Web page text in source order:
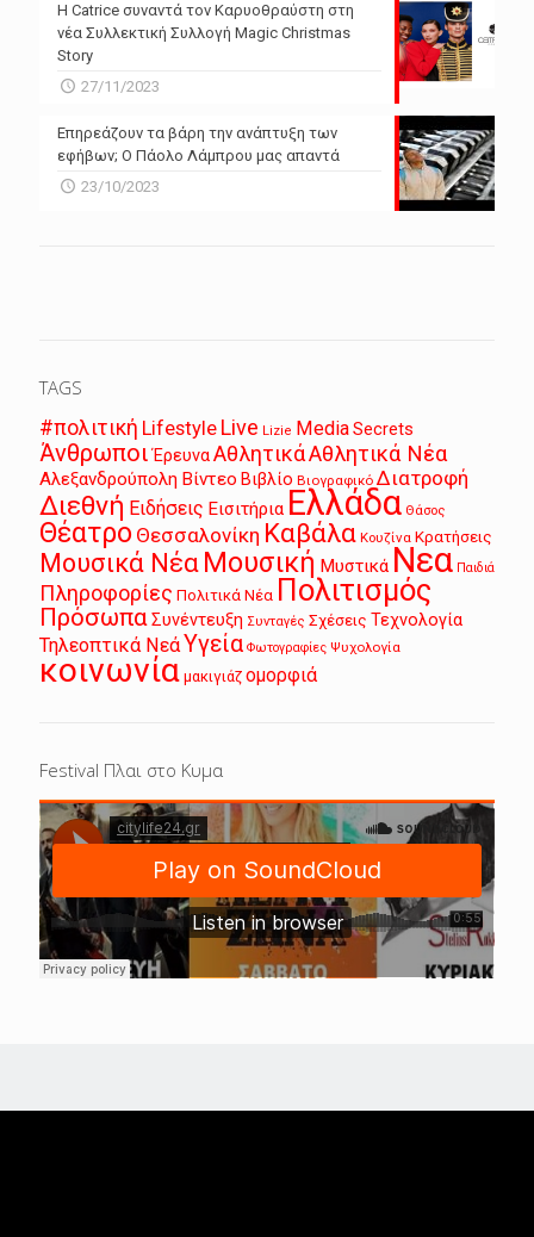
Η Catrice συναντά τον Καρυοθραύστη στη
νέα Συλλεκτική Συλλογή Magic Christmas
Story
27/11/2023
Επηρεάζουν τα βάρη την ανάπτυξη των
εφήβων; Ο Πάολο Λάμπρου μας απαντά
23/10/2023
TAGS
#πολιτική Lifestyle Live Lizie MediaSecrets
Άνθρωποι ΈρευναΑθλητικάΑθλητικά Νέα
Αλεξανδρούπολη Βίντεο Βιβλίο Βιογραφικό Διατροφή
Διεθνή Ειδήσεις Εισιτήρια Ελλάδα Θάσος
Θέατρο Θεσσαλονίκη Καβάλα Κουζίνα Κρατήσεις
Μουσικά Νέα Μουσική Μυστικά Νεα Παιδιά
Πληροφορίες Πολιτικά Νέα Πολιτισμός
ΠρόσωπαΣυνέντευξη Συνταγές Σχέσεις Τεχνολογία
Τηλεοπτικά ΝεάΥγεία Φωτογραφίες Ψυχολογία
κοινωνία μακιγιάζ ομορφιά
Festival Πλαι στο Κυμα